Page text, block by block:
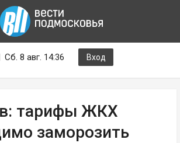
Сб. 8 авг. 14:36 Вход
тарифы ЖКХ
заморозить